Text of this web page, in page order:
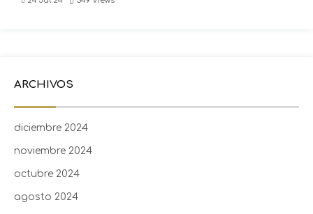
ARCHIVOS
diciembre 2024
noviembre 2024
octubre 2024
agosto 2024